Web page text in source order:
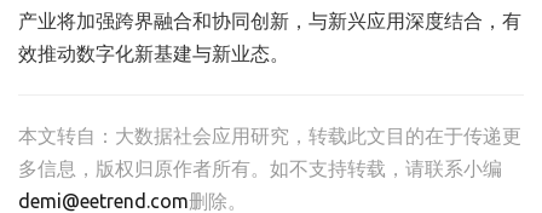
产业将加强跨界融合和协同创新，与新兴应用深度结合，有
效推动数字化新基建与新业态。
本文转自： 大数据社会应用研究 ，转载此文目的在于传递更
多信息，版权归原作者所有。如不支持转载，请联系小编
demi@eetrend.com删除。